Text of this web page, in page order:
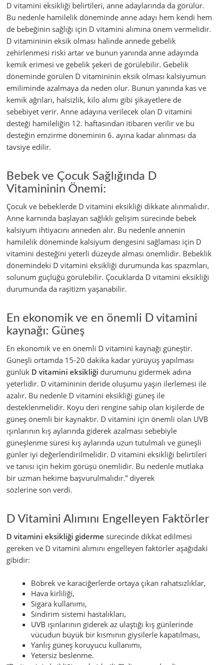
D vitamini eksikliği belirtileri, anne adaylarında da görülür.
Bu nedenle hamilelik döneminde anne adayı hem kendi hem
de bebeğinin sağlığı için D vitamini alımına önem vermelidir.
D vitamininin eksik olması halinde annede gebelik
zehirlenmesi riski artar ve bunun yanında anne adayında
kemik erimesi ve gebelik şekeri de görülebilir. Gebelik
döneminde görülen D vitamininin eksik olması kalsiyumun
emiliminde azalmaya da neden olur. Bunun yanında kas ve
kemik ağrıları, halsizlik, kilo alımı gibi şikayetlere de
sebebiyet verir. Anne adayına verilecek olan D vitamini
desteği hamileliğin 12. haftasından itibaren verilir ve bu
desteğin emzirme döneminin 6. ayına kadar alınması da
tavsiye edilir.
Bebek ve Çocuk Sağlığında D
Vitamininin Önemi:
Çocuk ve bebeklerde D vitamini eksikliği dikkate alınmalıdır.
Anne karnında başlayan sağlıklı gelişim sürecinde bebek
kalsiyum ihtiyacını anneden alır. Bu nedenle annenin
hamilelik döneminde kalsiyum dengesini sağlaması için D
vitamini desteğini yeterli düzeyde alması önemlidir. Bebeklik
dönemindeki D vitamini eksikliği durumunda kas spazmları,
solunum güçlüğü görülebilir. Çocuklarda D vitamini eksikliği
durumunda da raşitizm yaşanabilir.
En ekonomik ve en önemli D vitamini
kaynağı: Güneş
En ekonomik ve en önemli D vitamini kaynağı güneştir.
Güneşli ortamda 15-20 dakika kadar yürüyüş yapılması
günlük D vitamini eksikliği durumunu gidermek adına
yeterlidir. D vitamininin deride oluşumu yaşın ilerlemesi ile
azalır. Bu nedenle D vitamini eksikliği güneş ile
desteklenmelidir. Koyu deri rengine sahip olan kişilerde de
güneş önemli bir kaynaktır. D vitamini için önemli olan UVB
ışınlarının kış aylarında giderek azalması sebebiyle
güneşlenme süresi kış aylarında uzun tutulmalı ve güneşli
günler iyi değerlendirilmelidir. D vitamini eksikliği belirtileri
ve tanısı için hekim görüşü önemlidir. Bu nedenle mutlaka
bir uzman hekime başvurulmalıdır.” diyerek
sözlerine son verdi.
D Vitamini Alımını Engelleyen Faktörler
D vitamini eksikliği giderme sürecinde dikkat edilmesi
gereken ve D vitamini alımını engelleyen faktörler aşağıdaki
gibidir:
Böbrek ve karaciğerlerde ortaya çıkan rahatsızlıklar,
Hava kirliliği,
Sigara kullanımı,
Sindirim sistemi hastalıkları,
UVB ışınlarının giderek az ulaştığı kış günlerinde
vücudun büyük bir kısmının giysilerle kapatılması,
Yanlış güneş koruyucu kullanımı,
Yetersiz beslenme.